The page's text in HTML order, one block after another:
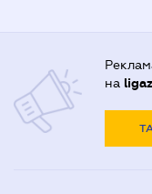
на